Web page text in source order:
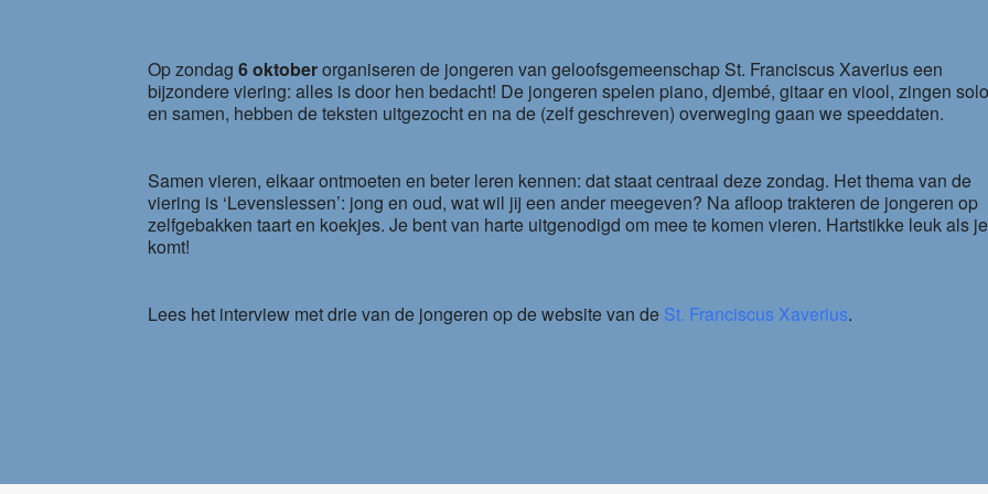
Op zondag6 oktoberorganiseren de jongeren van geloofsgemeenschap St. Franciscus Xaverius een
bijzondere viering: alles is door hen bedacht! De jongeren spelen piano, djembé, gitaar en viool, zingen
en samen, hebben de teksten uitgezocht en na de (zelf geschreven) overweging gaan we speeddaten.
Samen vieren, elkaar ontmoeten en beter leren kennen: dat staat centraal deze zondag. Het thema van de
viering is ‘Levenslessen’: jong en oud, wat wil jij een ander meegeven? Na afloop trakteren de jongeren op
zelfgebakken taart en koekjes. Je bent van harte uitgenodigd om mee te komen vieren. Hartstikke leuk als je
komt!
Lees het interview met drie van de jongeren op de website van de St. Franciscus Xaverius.